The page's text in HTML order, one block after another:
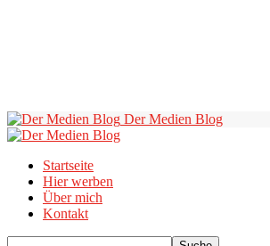
Der Medien Blog
Startseite
Hier werben
Über mich
Kontakt